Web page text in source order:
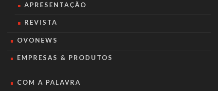
APRESENTAÇÃO
REVISTA
OVONEWS
EMPRESAS & PRODUTOS
COM A PALAVRA